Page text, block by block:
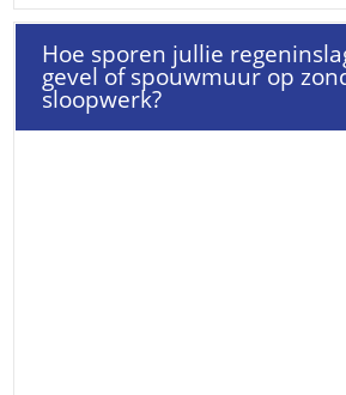
Hoe sporen jullie
gevel of spouwmuur op
sloopwerk?